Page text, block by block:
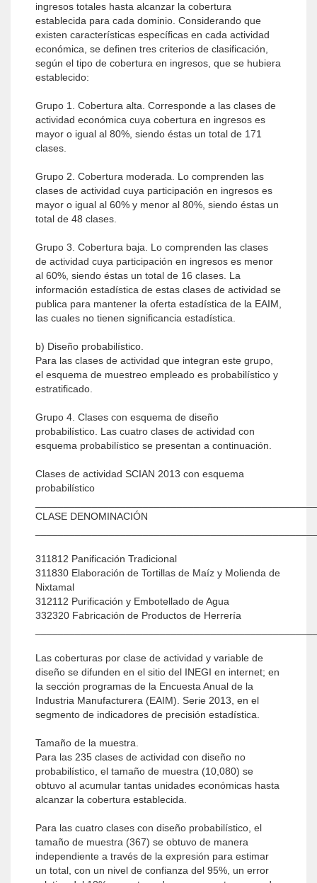
ingresos totales hasta alcanzar la cobertura
establecida para cada dominio. Considerando que
existen características específicas en cada actividad
económica, se definen tres criterios de clasificación,
según el tipo de cobertura en ingresos, que se hubiera
establecido:
Grupo 1. Cobertura alta. Corresponde a las clases de
actividad económica cuya cobertura en ingresos es
mayor o igual al 80%, siendo éstas un total de 171
clases.
Grupo 2. Cobertura moderada. Lo comprenden las
clases de actividad cuya participación en ingresos es
mayor o igual al 60% y menor al 80%, siendo éstas un
total de 48 clases.
Grupo 3. Cobertura baja. Lo comprenden las clases
de actividad cuya participación en ingresos es menor
al 60%, siendo éstas un total de 16 clases. La
información estadística de estas clases de actividad se
publica para mantener la oferta estadística de la EAIM,
las cuales no tienen significancia estadística.
b) Diseño probabilístico.
Para las clases de actividad que integran este grupo,
el esquema de muestreo empleado es probabilístico y
estratificado.
Grupo 4. Clases con esquema de diseño
probabilístico. Las cuatro clases de actividad con
esquema probabilístico se presentan a continuación.
Clases de actividad SCIAN 2013 con esquema
probabilístico
CLASE DENOMINACIÓN
311812 Panificación Tradicional
311830 Elaboración de Tortillas de Maíz y Molienda de
Nixtamal
312112 Purificación y Embotellado de Agua
332320 Fabricación de Productos de Herrería
Las coberturas por clase de actividad y variable de
diseño se difunden en el sitio del INEGI en internet; en
la sección programas de la Encuesta Anual de la
Industria Manufacturera (EAIM). Serie 2013, en el
segmento de indicadores de precisión estadística.
Tamaño de la muestra.
Para las 235 clases de actividad con diseño no
probabilístico, el tamaño de muestra (10,080) se
obtuvo al acumular tantas unidades económicas hasta
alcanzar la cobertura establecida.
Para las cuatro clases con diseño probabilístico, el
tamaño de muestra (367) se obtuvo de manera
independiente a través de la expresión para estimar
un total, con un nivel de confianza del 95%, un error